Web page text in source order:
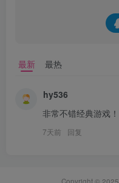
最新 最热
hy536
非常不错经典游戏！
7天前 回复